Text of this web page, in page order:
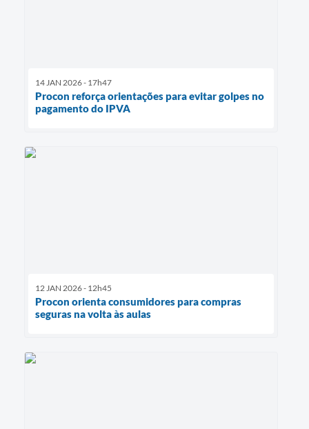
14 JAN 2026 - 17h47
Procon reforça orientações para evitar golpes no
pagamento do IPVA
12 JAN 2026 - 12h45
Procon orienta consumidores para compras
seguras na volta às aulas